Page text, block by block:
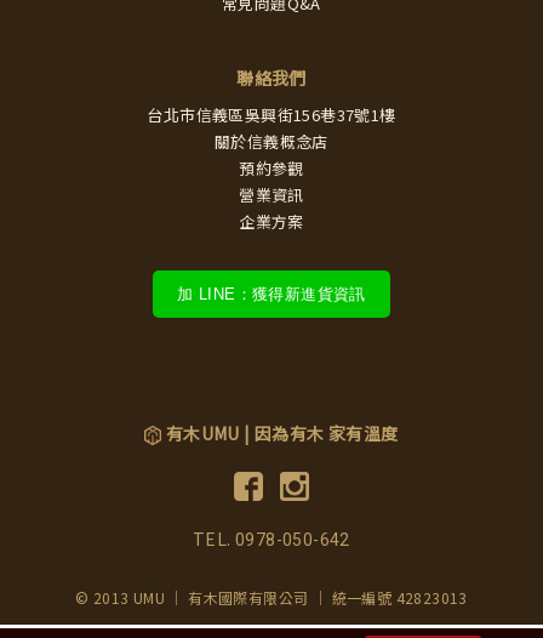
聯絡我們
台北市信義區吳興街156巷37號1樓
關於信義概念店
預約參觀
營業資訊
企業方案
加 LINE：獲得新進貨資訊
有木UMU | 因為有木 家有溫度
TEL.0978-050-642
© 2013 UMU ｜ 有木國際有限公司 ｜ 統一編號 42823013